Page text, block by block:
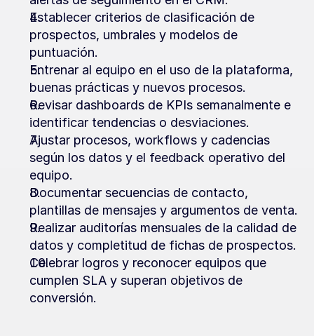
Establecer criterios de clasificación de
prospectos, umbrales y modelos de
puntuación.
Entrenar al equipo en el uso de la plataforma,
buenas prácticas y nuevos procesos.
Revisar dashboards de KPIs semanalmente e
identificar tendencias o desviaciones.
Ajustar procesos, workflows y cadencias
según los datos y el feedback operativo del
equipo.
Documentar secuencias de contacto,
plantillas de mensajes y argumentos de venta.
Realizar auditorías mensuales de la calidad de
datos y completitud de fichas de prospectos.
Celebrar logros y reconocer equipos que
cumplen SLA y superan objetivos de
conversión.